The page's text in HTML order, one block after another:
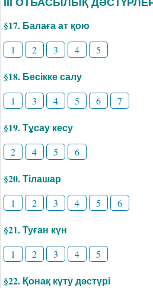
§17. Балаға ат қою
1 2 3 4 5
§18. Бесікке салу
1 3 4 5 6 7
§19. Тұсау кесу
2 4 5 6
§20. Тілашар
1 2 3 4 5 6
§21. Туған күн
1 2 3 4 5
§22. Қонақ күту дәстүрі